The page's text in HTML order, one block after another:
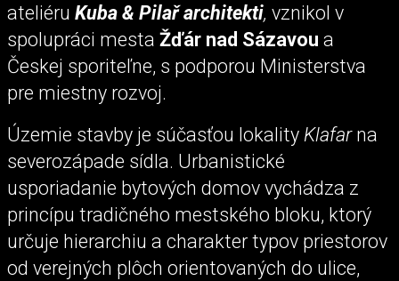
ateliéru Kuba & Pilař architekti, vznikol v
spolupráci mesta Žďár nad Sázavou a
Českej sporiteľne, s podporou Ministerstva
pre miestny rozvoj.
Územie stavby je súčasťou lokality Klafarna
severozápade sídla. Urbanistické
usporiadanie bytových domov vychádza z
princípu tradičného mestského bloku, ktorý
určuje hierarchiu a charakter typov priestorov
od verejných plôch orientovaných do ulice,